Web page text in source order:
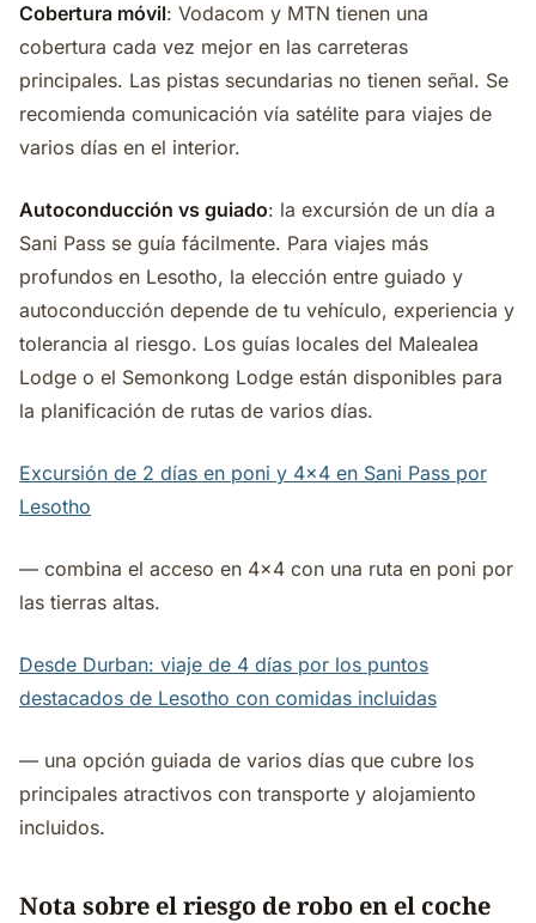
Cobertura móvil: Vodacom y MTN tienen una
cobertura cada vez mejor en las carreteras
principales. Las pistas secundarias no tienen señal. Se
recomienda comunicación vía satélite para viajes de
varios días en el interior.
Autoconducción vs guiado: la excursión de un día a
Sani Pass se guía fácilmente. Para viajes más
profundos en Lesotho, la elección entre guiado y
autoconducción depende de tu vehículo, experiencia y
tolerancia al riesgo. Los guías locales del Malealea
Lodge o el Semonkong Lodge están disponibles para
la planificación de rutas de varios días.
Excursión de 2 días en poni y 4x4 en Sani Pass por
Lesotho
— combina el acceso en 4x4 con una ruta en poni por
las tierras altas.
Desde Durban: viaje de 4 días por los puntos
destacados de Lesotho con comidas incluidas
— una opción guiada de varios días que cubre los
principales atractivos con transporte y alojamiento
incluidos.
Nota sobre el riesgo de robo en el coche